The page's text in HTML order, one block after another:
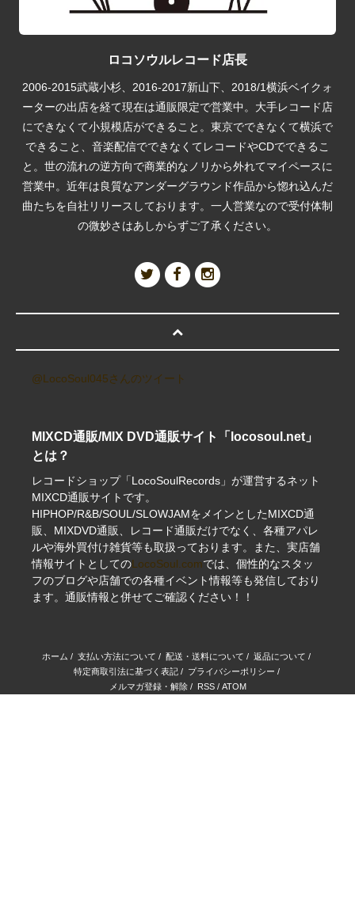
ロコソウルレコード店長
2006-2015武蔵小杉、2016-2017新山下、2018/1横浜ベイクォ
ーターの出店を経て現在は通販限定で営業中。大手レコード店
にできなくて小規模店ができること。東京でできなくて横浜で
できること、音楽配信でできなくてレコードやCDでできるこ
と。世の流れの逆方向で商業的なノリから外れてマイペースに
営業中。近年は良質なアンダーグラウンド作品から惚れ込んだ
曲たちを自社リリースしております。一人営業なので受付体制
の微妙さはあしからずご了承ください。
@LocoSoul045さんのツイート
MIXCD通販/MIX DVD通販サイト「locosoul.net」
とは？
レコードショップ「LocoSoulRecords」が運営するネット
MIXCD通販サイトです。
HIPHOP/R&B/SOUL/SLOWJAMをメインとしたMIXCD通
販、MIXDVD通販、レコード通販だけでなく、各種アパレ
ルや海外買付け雑貨等も取扱っております。また、実店舗
情報サイトとしてのLocoSoul.comでは、個性的なスタッ
フのブログや店舗での各種イベント情報等も発信しており
ます。通販情報と併せてご確認ください！！
ホーム / 支払い方法について / 配送・送料について / 返品について /
特定商取引法に基づく表記/ プライバシーポリシー /
メルマガ登録・解除/ RSS/ ATOM